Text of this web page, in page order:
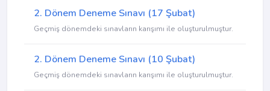
2. Dönem Deneme Sınavı (17 Şubat)
Geçmiş dönemdeki sınavların karışımı ile oluşturulmuştur.
2. Dönem Deneme Sınavı (10 Şubat)
Geçmiş dönemdeki sınavların karışımı ile oluşturulmuştur.